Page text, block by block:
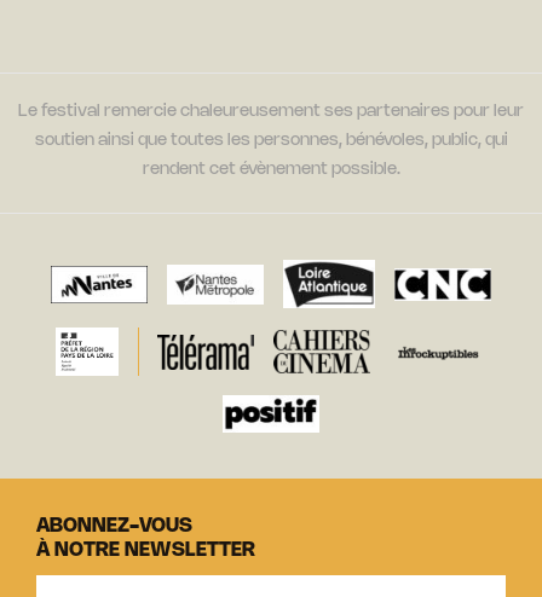
Le festival remercie chaleureusement ses partenaires pour leur
soutien ainsi que toutes les personnes, bénévoles, public, qui
rendent cet évènement possible.
ABONNEZ-VOUS
À NOTRE NEWSLETTER